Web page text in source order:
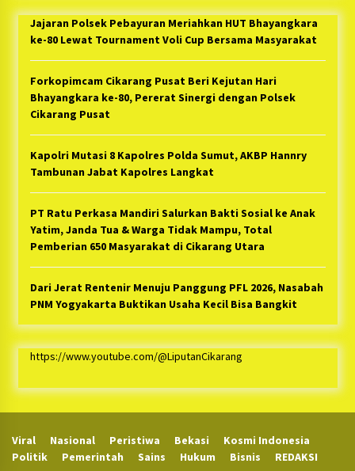
Jajaran Polsek Pebayuran Meriahkan HUT Bhayangkara
ke-80 Lewat Tournament Voli Cup Bersama Masyarakat
Forkopimcam Cikarang Pusat Beri Kejutan Hari
Bhayangkara ke-80, Pererat Sinergi dengan Polsek
Cikarang Pusat
Kapolri Mutasi 8 Kapolres Polda Sumut, AKBP Hannry
Tambunan Jabat Kapolres Langkat
PT Ratu Perkasa Mandiri Salurkan Bakti Sosial ke Anak
Yatim, Janda Tua & Warga Tidak Mampu, Total
Pemberian 650 Masyarakat di Cikarang Utara
Dari Jerat Rentenir Menuju Panggung PFL 2026, Nasabah
PNM Yogyakarta Buktikan Usaha Kecil Bisa Bangkit
https://www.youtube.com/@LiputanCikarang
Viral Nasional Peristiwa Bekasi
Kosmi Indonesia
Politik
Pemerintah Sains Hukum Bisnis REDAKSI